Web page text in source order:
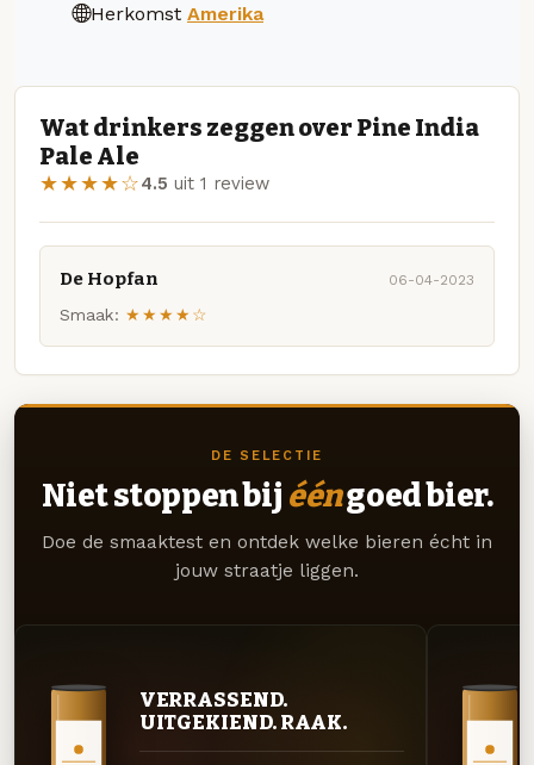
Herkomst Amerika
Wat drinkers zeggen over Pine India
Pale Ale
★★★★☆4.5 uit 1 review
De Hopfan 06-04-2023
Smaak: ★★★★☆
DE SELECTIE
Niet stoppen bij ééngoed bier.
Doe de smaaktest en ontdek welke bieren écht in
jouw straatje liggen.
VERRASSEND.
UITGEKIEND. RAAK.